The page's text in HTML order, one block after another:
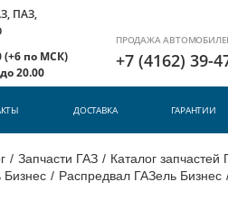
ПАЗ,
(+6 по МСК)
20.00
ПРОДАЖА
+7 (4162) 39-
ДОСТАВКА ГАРАНТИИ
/ Запчасти ГАЗ / Каталог запчастей
Бизнес / Распредвал ГАЗель Бизнес